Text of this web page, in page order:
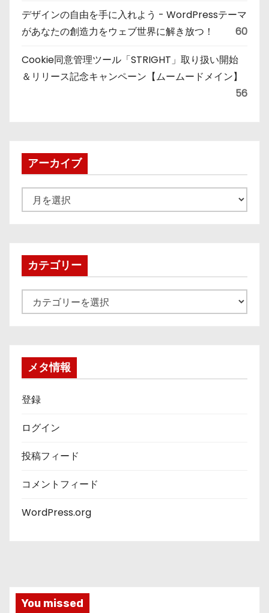
デザインの自由を手に入れよう - WordPressテーマ
があなたの創造力をウェブ世界に解き放つ！
60
Cookie同意管理ツール「STRIGHT」取り扱い開始
＆リリース記念キャンペーン【ムームードメイン】
56
アーカイブ
ー
ブカテゴリー
テ
メタ情報
登録
ログイン
投稿フィード
コメントフィード
WordPress.org
You missed